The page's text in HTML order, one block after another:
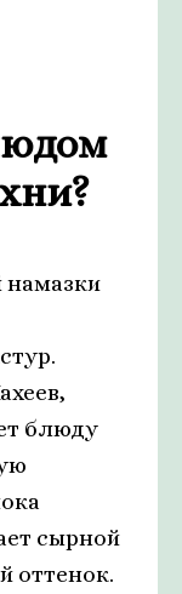
намазки
блюду
сырной
оттенок.